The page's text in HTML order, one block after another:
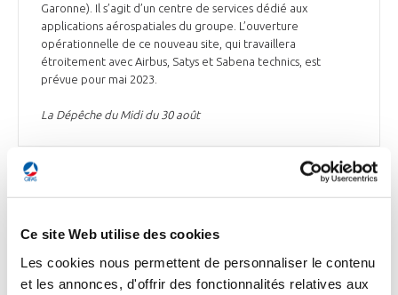
Ce site Web utilise des cookies
Les cookies nous permettent de personnaliser le contenu
et les annonces, d'offrir des fonctionnalités relatives aux
Garonne). Il s’agit d’un centre de services dédié aux
applications aérospatiales du groupe. L’ouverture
opérationnelle de ce nouveau site, qui travaillera
étroitement avec Airbus, Satys et Sabena technics, est
prévue pour mai 2023.
La Dépêche du Midi du 30 août
Airbus Corporate Jet : focus sur le nouveau «
TwoTwenty